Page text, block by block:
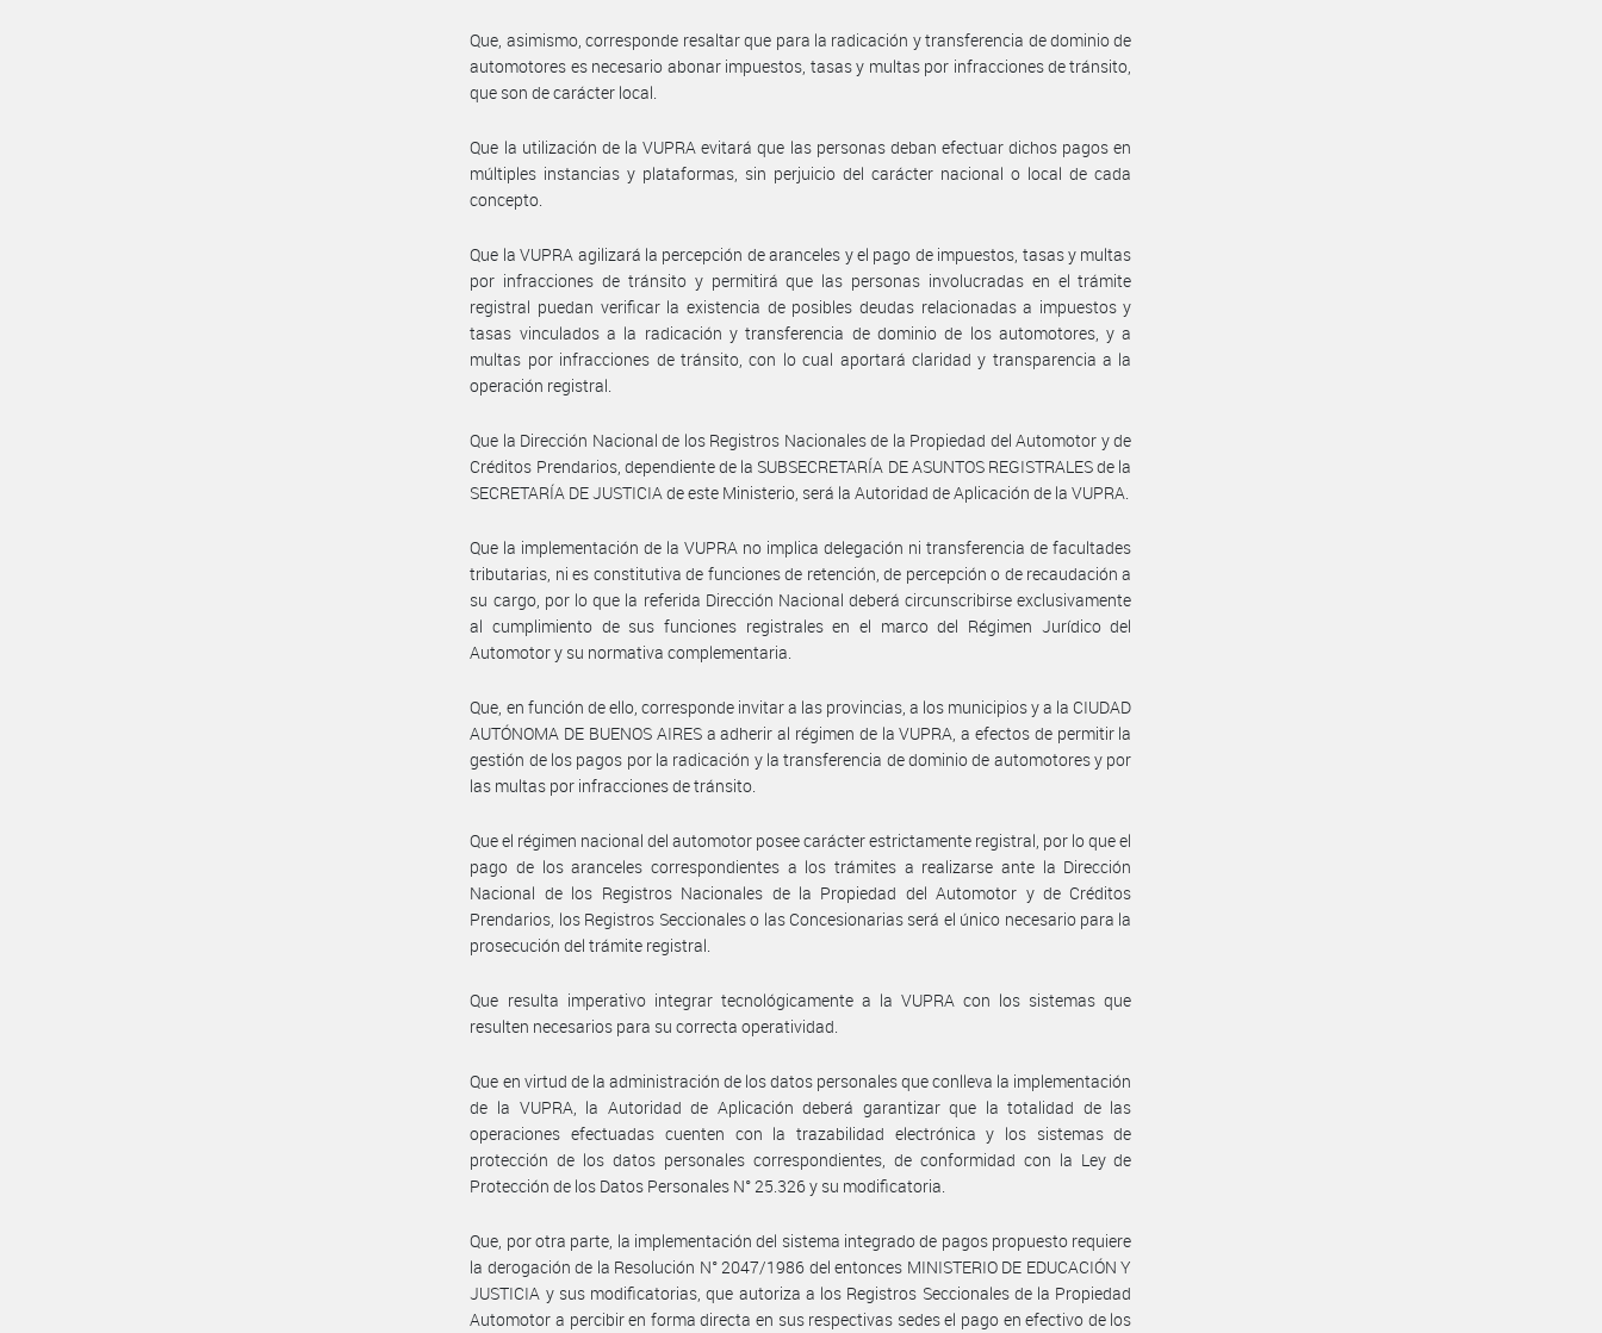
Que, asimismo, corresponde resaltar que para la radicación y transferencia de dominio de
automotores es necesario abonar impuestos, tasas y multas por infracciones de tránsito,
que son de carácter local.
Que la utilización de la VUPRA evitará que las personas deban efectuar dichos pagos en
múltiples instancias y plataformas, sin perjuicio del carácter nacional o local de cada
concepto.
Que la VUPRA agilizará la percepción de aranceles y el pago de impuestos, tasas y multas
por infracciones de tránsito y permitirá que las personas involucradas en el trámite
registral puedan verificar la existencia de posibles deudas relacionadas a impuestos y
tasas vinculados a la radicación y transferencia de dominio de los automotores, y a
multas por infracciones de tránsito, con lo cual aportará claridad y transparencia a la
operación registral.
Que la Dirección Nacional de los Registros Nacionales de la Propiedad del Automotor y de
Créditos Prendarios, dependiente de la SUBSECRETARÍA DE ASUNTOS REGISTRALES de la
SECRETARÍA DE JUSTICIA de este Ministerio, será la Autoridad de Aplicación de la VUPRA.
Que la implementación de la VUPRA no implica delegación ni transferencia de facultades
tributarias, ni es constitutiva de funciones de retención, de percepción o de recaudación a
su cargo, por lo que la referida Dirección Nacional deberá circunscribirse exclusivamente
al cumplimiento de sus funciones registrales en el marco del Régimen Jurídico del
Automotor y su normativa complementaria.
Que, en función de ello, corresponde invitar a las provincias, a los municipios y a la CIUDAD
AUTÓNOMA DE BUENOS AIRES a adherir al régimen de la VUPRA, a efectos de permitir la
gestión de los pagos por la radicación y la transferencia de dominio de automotores y por
las multas por infracciones de tránsito.
Que el régimen nacional del automotor posee carácter estrictamente registral, por lo que el
pago de los aranceles correspondientes a los trámites a realizarse ante la Dirección
Nacional de los Registros Nacionales de la Propiedad del Automotor y de Créditos
Prendarios, los Registros Seccionales o las Concesionarias será el único necesario para la
prosecución del trámite registral.
Que resulta imperativo integrar tecnológicamente a la VUPRA con los sistemas que
resulten necesarios para su correcta operatividad.
Que en virtud de la administración de los datos personales que conlleva la implementación
de la VUPRA, la Autoridad de Aplicación deberá garantizar que la totalidad de las
operaciones efectuadas cuenten con la trazabilidad electrónica y los sistemas de
protección de los datos personales correspondientes, de conformidad con la Ley de
Protección de los Datos Personales N° 25.326 y su modificatoria.
Que, por otra parte, la implementación del sistema integrado de pagos propuesto requiere
la derogación de la Resolución N° 2047/1986 del entonces MINISTERIO DE EDUCACIÓN Y
JUSTICIA y sus modificatorias, que autoriza a los Registros Seccionales de la Propiedad
Automotor a percibir en forma directa en sus respectivas sedes el pago en efectivo de los